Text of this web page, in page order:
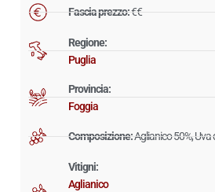
Fascia prezzo:€€
Regione:
Puglia
Provincia:
Foggia
Composizione:Aglianico 50%, Uva
Vitigni:
Aglianico